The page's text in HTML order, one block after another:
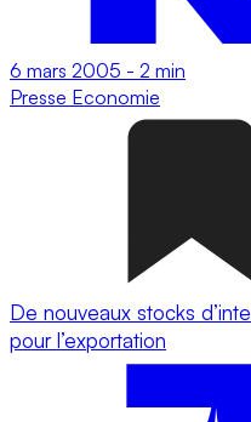
6 mars 2005 - 2 min
Presse Economie
De nouveaux stocks
pour l’exportation